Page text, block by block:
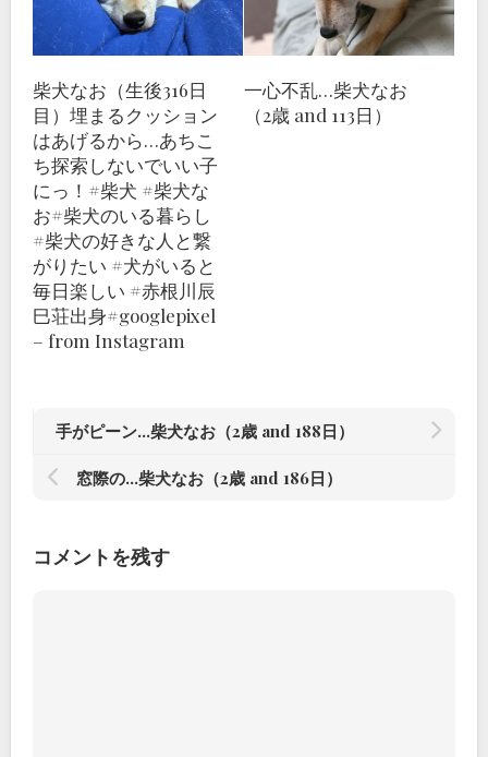
柴犬なお（生後316日
目）埋まるクッション
はあげるから…あちこ
ち探索しないでいい子
にっ！#柴犬 #柴犬な
お#柴犬のいる暮らし
#柴犬の好きな人と繋
がりたい #犬がいると
毎日楽しい #赤根川辰
巳荘出身#googlepixel
– from Instagram
一心不乱…柴犬なお
（2歳 and 113日）
手がピーン…柴犬なお（2歳 and 188日）
窓際の…柴犬なお（2歳 and 186日）
コメントを残す